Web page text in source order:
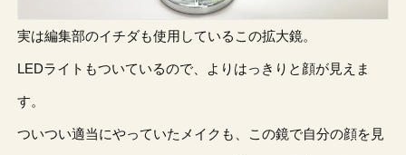
実は編集部のイチダも使用しているこの拡大鏡。
LEDライトもついているので、よりはっきりと顔が見えま
す。
ついつい適当にやっていたメイクも、この鏡で自分の顔を見